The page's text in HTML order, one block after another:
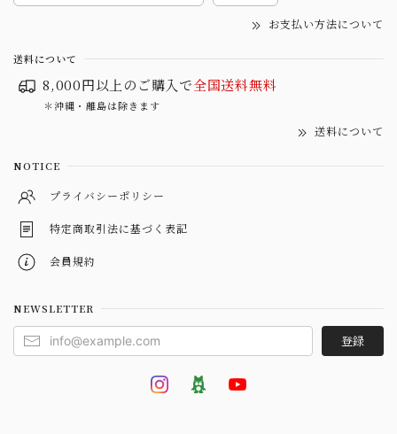
お支払い方法について
送料について
8,000円以上のご購入で全国送料無料
＊沖縄・離島は除きます
送料について
NOTICE
プライバシーポリシー
特定商取引法に基づく表記
会員規約
NEWSLETTER
登録